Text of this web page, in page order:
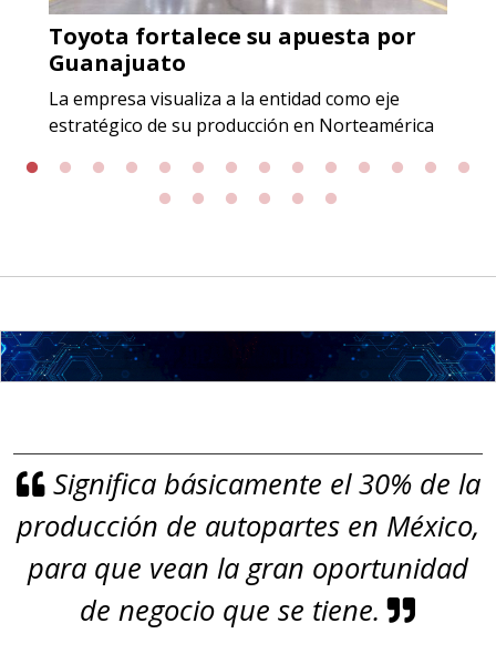
Requiere:
ACERO INOXIDABLE
Especificaciones:
Incluyendo grado 304. Requisitos:
Empresa en Jalisco
GRAFITO LAMINADO EN
ROLLO
Especificaciones:
Requisitos: Garantizar composición
química y origen adecuados
(especialmente para grafito) y
Toyota fortalece su apuesta por
Guanajuato
La empresa visualiza a la entidad como eje
estratégico de su producción en Norteamérica
Significa básicamente el 30% de la
producción de autopartes en México,
para que vean la gran oportunidad
de negocio que se tiene.